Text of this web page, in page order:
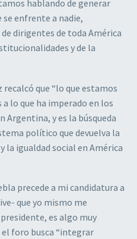
hablando de generar
enfrente a nadie,
dirigentes de toda América
y de la
que “lo que estamos
lo que ha imperado en los
y es la búsqueda
político que devuelva la
la igualdad social en América
precede a mi candidatura a
que yo mismo me
es algo muy
foro busca “integrar